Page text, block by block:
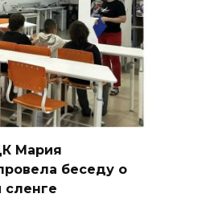
Мария
беседу о